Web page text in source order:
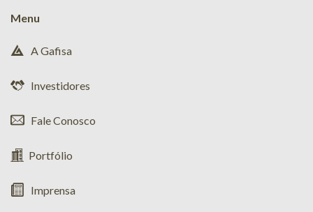
Menu
A Gafisa
Investidores
Fale Conosco
Portfólio
Imprensa